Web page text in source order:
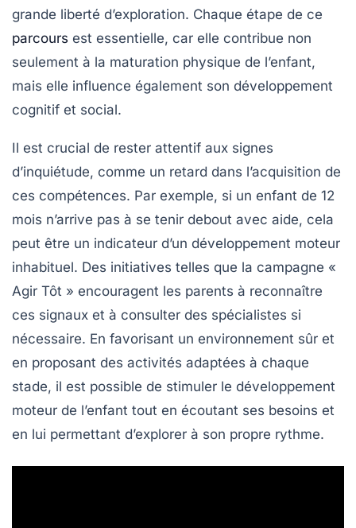
grande liberté d’exploration. Chaque étape de ce
parcours est essentielle, car elle contribue non
seulement à la maturation physique de l’enfant,
mais elle influence également son développement
cognitif et social.
Il est crucial de rester attentif aux signes
d’inquiétude, comme un retard dans l’acquisition de
ces compétences. Par exemple, si un enfant de 12
mois n’arrive pas à se tenir debout avec aide, cela
peut être un indicateur d’un développement moteur
inhabituel. Des initiatives telles que la campagne «
Agir Tôt » encouragent les parents à reconnaître
ces signaux et à consulter des spécialistes si
nécessaire. En favorisant un environnement sûr et
en proposant des activités adaptées à chaque
stade, il est possible de stimuler le développement
moteur de l’enfant tout en écoutant ses besoins et
en lui permettant d’explorer à son propre rythme.